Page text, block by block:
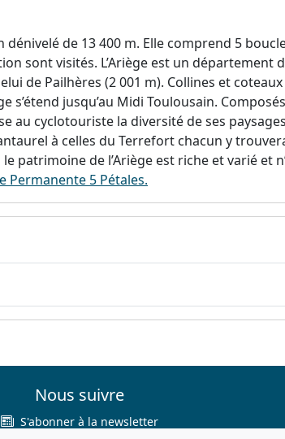
de 13 400 m. Elle comprend 5
sont visités. L’Ariège est un département
de Pailhères (2 001 m). Collines et
s’étend jusqu’au Midi Toulousain.
au cyclotouriste la diversité de ses
à celles du Terrefort chacun y
patrimoine de l’Ariège est riche et varié et
Permanente 5 Pétales.
Nous suivre
S'abonner à la newsletter